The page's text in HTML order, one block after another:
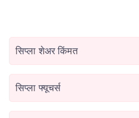
सिप्ला शेअर किंमत
सिप्ला फ्यूचर्स